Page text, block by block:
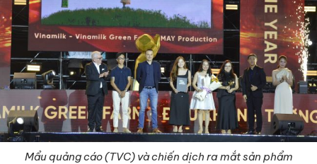
Mẩu quảng cáo (TVC) và chiến dịch ra mắt sản phẩm